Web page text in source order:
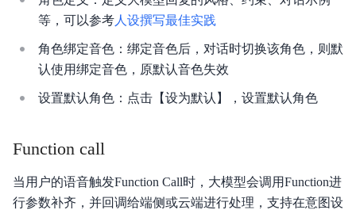
等，可以参考人设撰写最佳实践
角色绑定音色：绑定音色后，对话时切换该角色，则默
认使用绑定音色，原默认音色失效
设置默认角色：点击【设为默认】，设置默认角色
Function call
当用户的语音触发Function Call时，大模型会调用Function进
行参数补齐，并回调给端侧或云端进行处理，支持在意图设